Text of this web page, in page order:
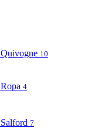
Quivogne 10
Ropa 4
Salford 7